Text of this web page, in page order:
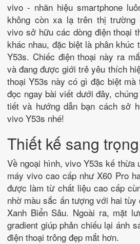
vivo - nhãn hiệu smartphone
không còn xa lạ trên thị trường
vivo sở hữu các dòng điện thoại
khác nhau, đặc biệt là phân khúc
Y53s. Chiếc điện thoại này ra
và đang được giới trẻ yêu thích
thoại Y53s này có gì đặc biệt mà
đọc ngay bài viết dưới đây,
tiết và hướng dẫn bạn cách sở
vivo Y53s nhé!
Thiết kế sang
Về ngoại hình, vivo Y53s kế thừa
máy vivo cao cấp như X60 Pro
được làm từ chất liệu cao cấp
nhờ màu sắc ấn tượng với hai
Xanh Biển Sâu. Ngoài ra, mặt
gradient giúp phản chiếu lại ánh
điện thoại trông đẹp mắt hơn.